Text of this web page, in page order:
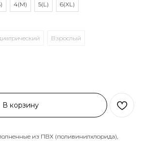
4(M) 5(L) 6(XL)
Взрослый
В корзину
из ПВХ (поливинилхлорида),